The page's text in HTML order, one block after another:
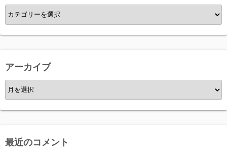
カ
テ
ゴ
ー
アーカイブ
ア
ー
カ
ブ
最近のコメント